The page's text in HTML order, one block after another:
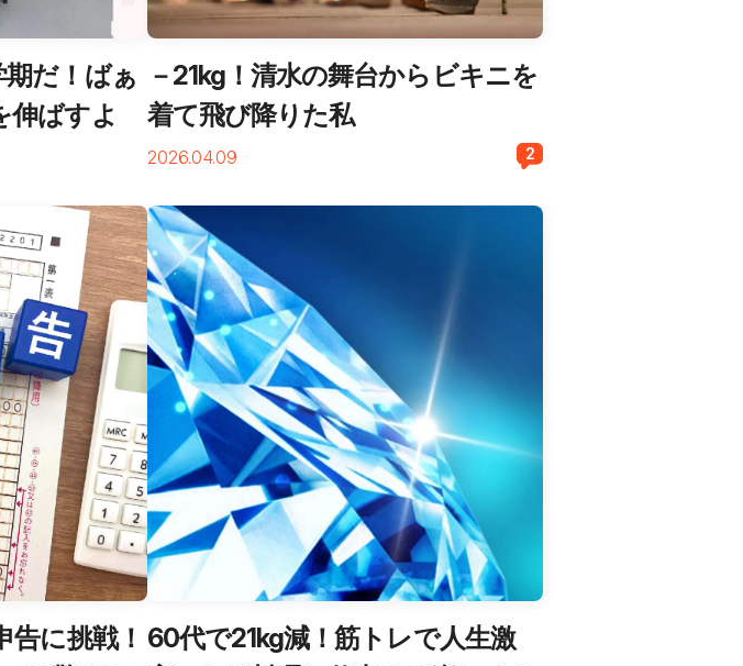
だ！ばぁ
伸ばすよ
－21kg！清水の舞台からビキニを
着て飛び降りた私
2026.04.09 2
に挑戦！ 60代で21kg減！筋トレで人生激
る